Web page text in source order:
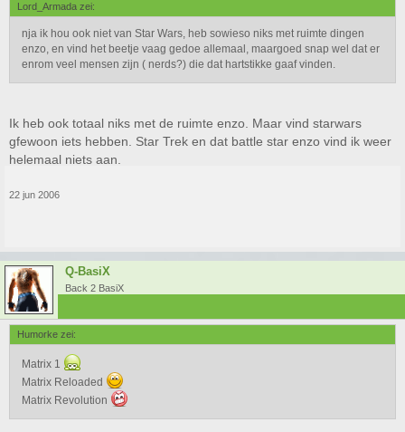
Lord_Armada zei:
nja ik hou ook niet van Star Wars, heb sowieso niks met ruimte dingen
enzo, en vind het beetje vaag gedoe allemaal, maargoed snap wel dat er
enrom veel mensen zijn ( nerds?) die dat hartstikke gaaf vinden.
Ik heb ook totaal niks met de ruimte enzo. Maar vind starwars
gfewoon iets hebben. Star Trek en dat battle star enzo vind ik weer
helemaal niets aan.
22 jun 2006
Q-BasiX
Back 2 BasiX
Humorke zei:
Matrix 1
Matrix Reloaded
Matrix Revolution